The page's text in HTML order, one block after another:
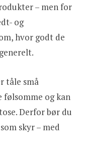
– men for
og
hvor godt de
tåle små
følsomme og kan
Derfor bør du
skyr – med